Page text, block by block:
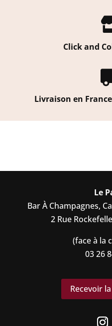
Click and
Livraison en
Le
Bar À Champagnes,
2 Rue
(face à la
03 26
Recevoir